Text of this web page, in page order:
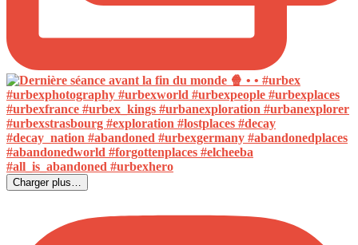
Charger plus…